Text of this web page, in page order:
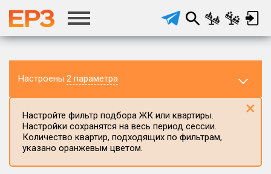
Настроены 2 параметра
Настройте фильтр подбора ЖК или квартиры.
Настройки сохранятся на весь период сессии.
Количество квартир, подходящих по фильтрам,
указано оранжевым цветом.
×